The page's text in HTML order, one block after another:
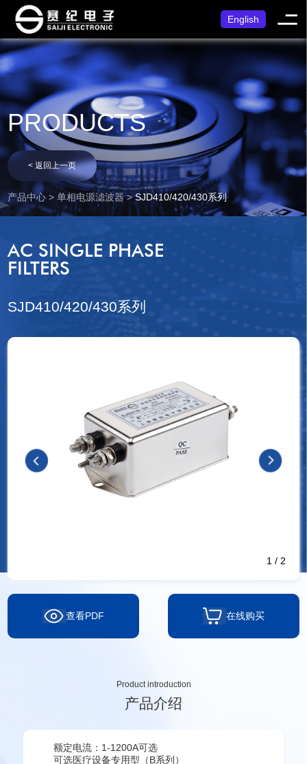
English
PRODUCTS
< 返回上一页
产品中心 > 单相电源滤波器 >SJD410/420/430系列
AC SINGLE PHASE
FILTERS
SJD410/420/430系列
1 / 2
查看PDF 在线购买
Product introduction
产品介绍
额定电流：1-1200A可选
可选医疗设备专用型（B系列）